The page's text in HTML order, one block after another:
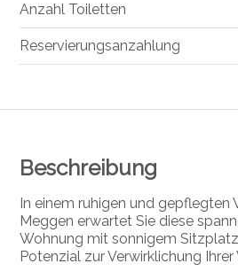
Beschreibung
In einem ruhigen und gepflegten
Meggen erwartet Sie diese
Wohnung mit sonnigem
Potenzial zur Verwirklichung Ihrer
Anzahl Toiletten
Reservierungsanzahlung